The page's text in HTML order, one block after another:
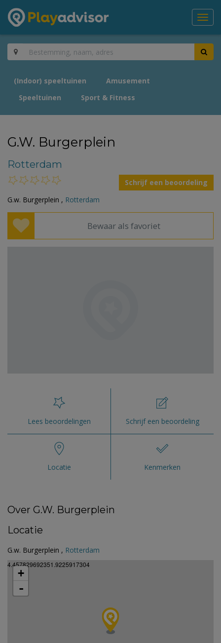
(Indoor) speeltuinen
Amusement
Speeltuinen
Sport & Fitness
G.W. Burgerplein
Rotterdam
Schrijf een beoordeling
G.w. Burgerplein , Rotterdam
Bewaar als favoriet
Lees beoordelingen Schrijf een beoordeling
Locatie Kenmerken
Over G.W. Burgerplein
Locatie
G.w. Burgerplein , Rotterdam
4.457829692351.9225917304
+
-